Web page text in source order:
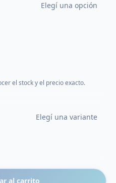
Elegí una opción
el stock y el precio exacto.
Elegí una variante
al carrito